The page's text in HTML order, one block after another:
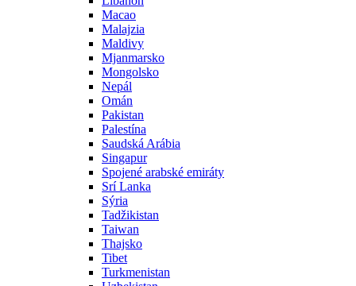
Macao
Malajzia
Maldivy
Mjanmarsko
Mongolsko
Nepál
Omán
Pakistan
Palestína
Saudská Arábia
Singapur
Spojené arabské emiráty
Srí Lanka
Sýria
Tadžikistan
Taiwan
Thajsko
Tibet
Turkmenistan